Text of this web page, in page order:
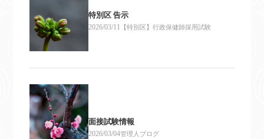
特別区 告示
2026/03/11 【特別区】行政保健師採用試験
面接試験情報
2026/03/04管理人ブログ